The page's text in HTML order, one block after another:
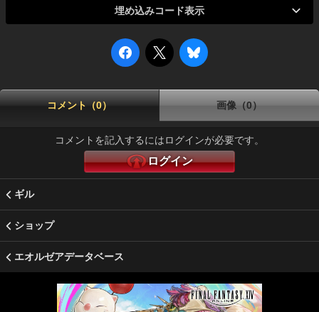
埋め込みコード表示
コメント（0） 画像（0）
コメントを記入するにはログインが必要です。
ログイン
ギル
ショップ
エオルゼアデータベース